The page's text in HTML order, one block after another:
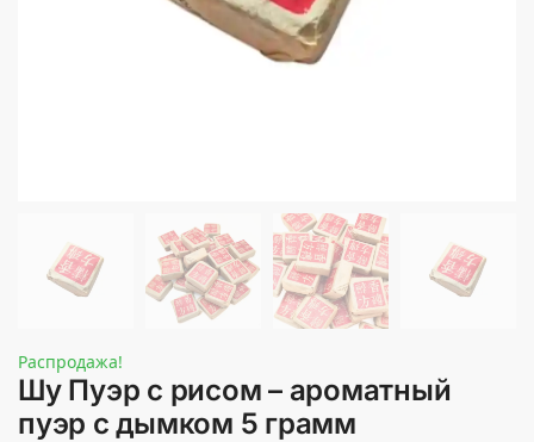
Распродажа!
Шу Пуэр с рисом – ароматный
пуэр с дымком 5 грамм